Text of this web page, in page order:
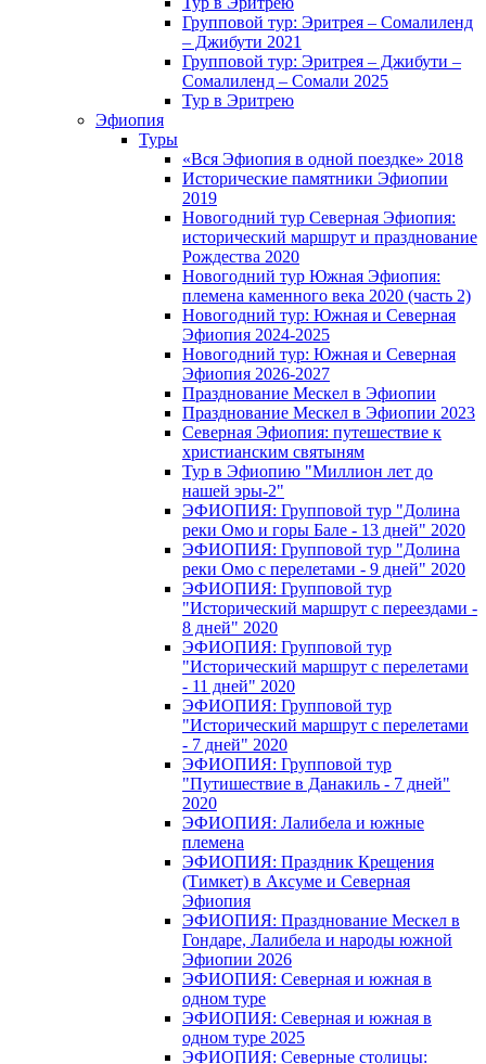
Групповой тур: Эритрея – Cомалиленд
– Джибути 2021
Групповой тур: Эритрея – Джибути –
Сомалиленд – Сомали 2025
Тур в Эритрею
Эфиопия
Туры
«Вся Эфиопия в одной поездке» 2018
Исторические памятники Эфиопии
2019
Новогодний тур Северная Эфиопия:
исторический маршрут и празднование
Рождества 2020
Новогодний тур Южная Эфиопия:
племена каменного века 2020 (часть 2)
Новогодний тур: Южная и Северная
Эфиопия 2024-2025
Новогодний тур: Южная и Северная
Эфиопия 2026-2027
Празднование Мескел в Эфиопии
Празднование Мескел в Эфиопии 2023
Северная Эфиопия: путешествие к
христианским святыням
Тур в Эфиопию "Миллион лет до
нашей эры-2"
ЭФИОПИЯ: Групповой тур "Долина
реки Омо и горы Бале - 13 дней" 2020
ЭФИОПИЯ: Групповой тур "Долина
реки Омо с перелетами - 9 дней" 2020
ЭФИОПИЯ: Групповой тур
"Исторический маршрут с переездами -
8 дней" 2020
ЭФИОПИЯ: Групповой тур
"Исторический маршрут с перелетами
- 11 дней" 2020
ЭФИОПИЯ: Групповой тур
"Исторический маршрут с перелетами
- 7 дней" 2020
ЭФИОПИЯ: Групповой тур
"Путишествие в Данакиль - 7 дней"
2020
ЭФИОПИЯ: Лалибела и южные
племена
ЭФИОПИЯ: Праздник Крещения
(Тимкет) в Аксуме и Северная
Эфиопия
ЭФИОПИЯ: Празднование Мескел в
Гондаре, Лалибела и народы южной
Эфиопии 2026
ЭФИОПИЯ: Северная и южная в
одном туре
ЭФИОПИЯ: Северная и южная в
одном туре 2025
ЭФИОПИЯ: Северные столицы: